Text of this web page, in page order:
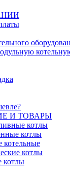
И ТОВАРЫ
котлы
котлы
котлы
котлы